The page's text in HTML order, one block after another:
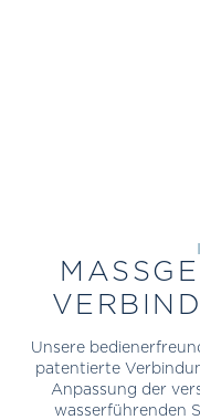
Unsere
patentierte
Anpassung der
wasserführenden